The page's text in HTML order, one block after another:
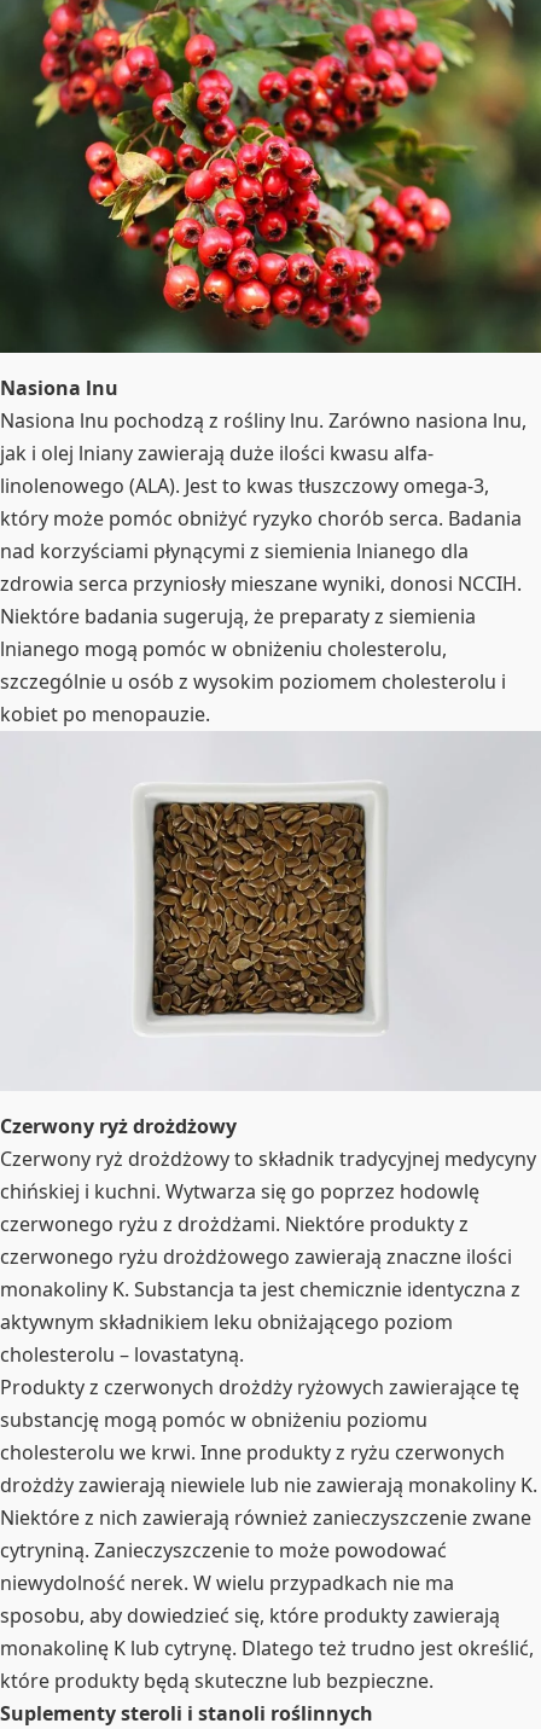
Nasiona lnu
Nasiona lnu pochodzą z rośliny lnu. Zarówno nasiona lnu,
jak i olej lniany zawierają duże ilości kwasu alfa-
linolenowego (ALA). Jest to kwas tłuszczowy omega-3,
który może pomóc obniżyć ryzyko chorób serca. Badania
nad korzyściami płynącymi z siemienia lnianego dla
zdrowia serca przyniosły mieszane wyniki, donosi NCCIH.
Niektóre badania sugerują, że preparaty z siemienia
lnianego mogą pomóc w obniżeniu cholesterolu,
szczególnie u osób z wysokim poziomem cholesterolu i
kobiet po menopauzie.
Czerwony ryż drożdżowy
Czerwony ryż drożdżowy to składnik tradycyjnej medycyny
chińskiej i kuchni. Wytwarza się go poprzez hodowlę
czerwonego ryżu z drożdżami. Niektóre produkty z
czerwonego ryżu drożdżowego zawierają znaczne ilości
monakoliny K. Substancja ta jest chemicznie identyczna z
aktywnym składnikiem leku obniżającego poziom
cholesterolu – lovastatyną.
Produkty z czerwonych drożdży ryżowych zawierające tę
substancję mogą pomóc w obniżeniu poziomu
cholesterolu we krwi. Inne produkty z ryżu czerwonych
drożdży zawierają niewiele lub nie zawierają monakoliny K.
Niektóre z nich zawierają również zanieczyszczenie zwane
cytryniną. Zanieczyszczenie to może powodować
niewydolność nerek. W wielu przypadkach nie ma
sposobu, aby dowiedzieć się, które produkty zawierają
monakolinę K lub cytrynę. Dlatego też trudno jest określić,
które produkty będą skuteczne lub bezpieczne.
Suplementy steroli i stanoli roślinnych